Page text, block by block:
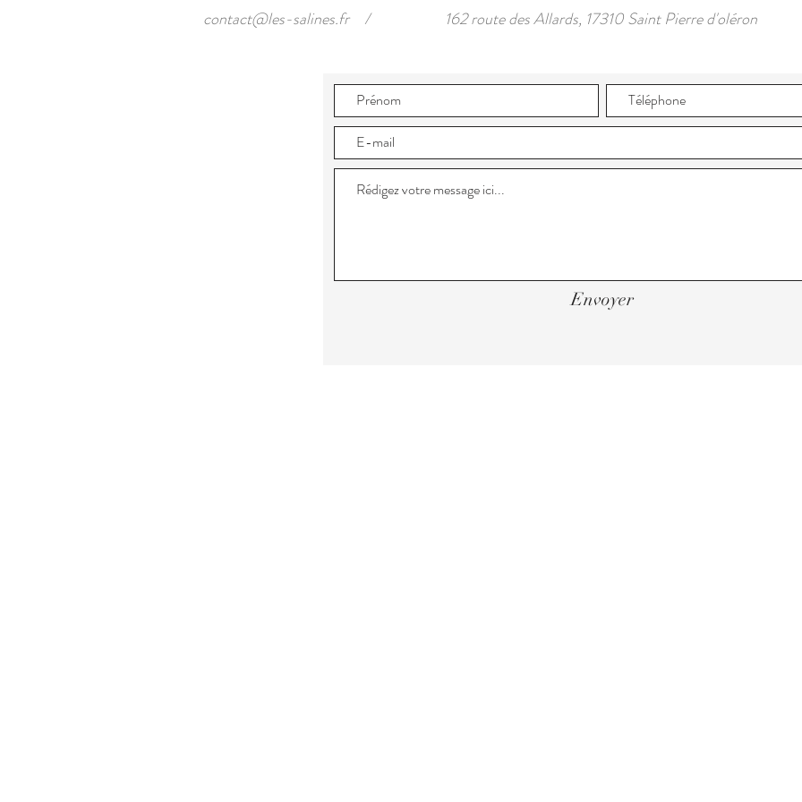
contact@les-salines.fr 162 route des Allards, 17310 Saint Pierre d'oléron
/
Envoyer